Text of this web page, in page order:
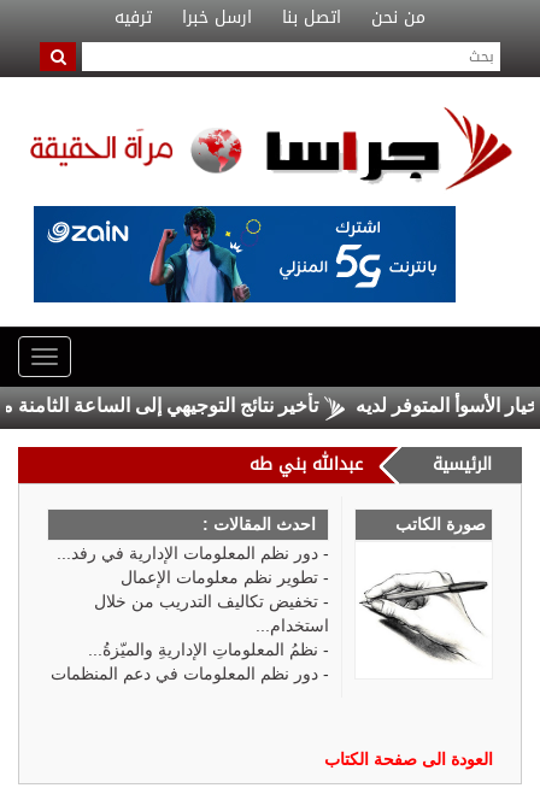
من نحن اتصل بنا ارسل خبرا ترفيه
المتوفر لديه تأخير نتائج التوجيهي إلى الساعة الثامنة
الرئيسية عبدالله بني طه
صورة الكاتب
احدث المقالات :
- دور نظم المعلومات الإدارية في رفد...
- تطوير نظم معلومات الإعمال
- تخفيض تكاليف التدريب من خلال
استخدام...
- نظمُ المعلوماتِ الإداريةِ والميّزةُ...
- دور نظم المعلومات في دعم المنظمات
العودة الى صفحة الكتاب